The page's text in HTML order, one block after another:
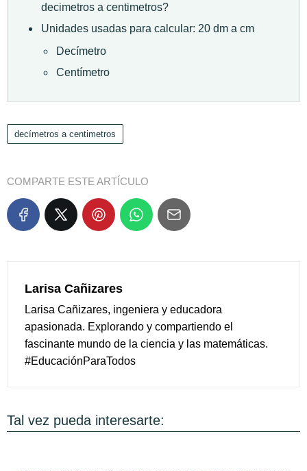
decimetros a centimetros?
Unidades usadas para calcular: 20 dm a cm
Decímetro
Centímetro
decímetros a centimetros
COMPARTE ESTE ARTÍCULO
Larisa Cañizares
Larisa Cañizares, ingeniera y educadora
apasionada. Explorando y compartiendo el
fascinante mundo de la ciencia y las matemáticas.
#EducaciónParaTodos
Tal vez pueda interesarte: